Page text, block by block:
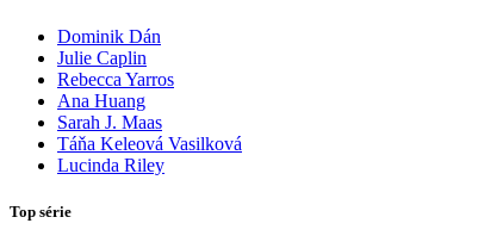
Dominik Dán
Julie Caplin
Rebecca Yarros
Ana Huang
Sarah J. Maas
Táňa Keleová Vasilková
Lucinda Riley
Top série